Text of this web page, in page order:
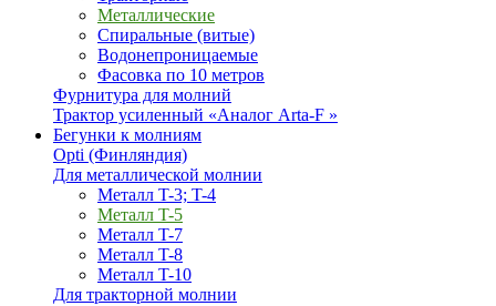
Металлические
Спиральные (витые)
Водонепроницаемые
Фасовка по 10 метров
Фурнитура для молний
Трактор усиленный «Аналог Arta-F »
Бегунки к молниям
Opti (Финляндия)
Для металлической молнии
Металл T-3; T-4
Металл T-5
Металл T-7
Металл T-8
Металл T-10
Для тракторной молнии